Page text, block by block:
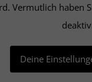
Vermutlich haben
Deine